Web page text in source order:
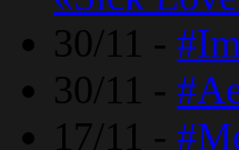
30/11 -
30/11 -
17/11 -